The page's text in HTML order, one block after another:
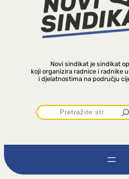
Novi sindikat je sindikat
koji organizira radnice i radnike
i djelatnostima na području
P
r